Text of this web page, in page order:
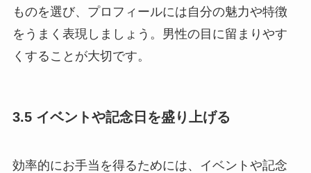
ものを選び、プロフィールには自分の魅力や特徴
をうまく表現しましょう。男性の目に留まりやす
くすることが大切です。
3.5 イベントや記念日を盛り上げる
効率的にお手当を得るためには、イベントや記念